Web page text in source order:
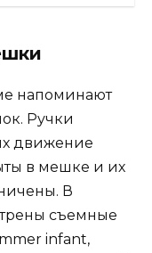
напоминают
Ручки
движение
в мешке и их
В
съемные
infant,